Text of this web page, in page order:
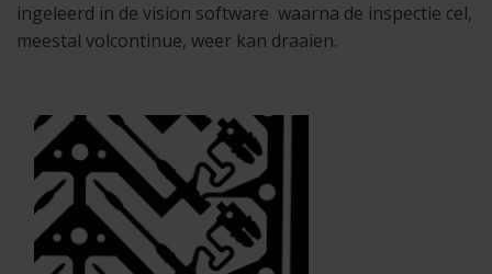
ingeleerd in de vision software waarna de inspectie cel,
meestal volcontinue, weer kan draaien.